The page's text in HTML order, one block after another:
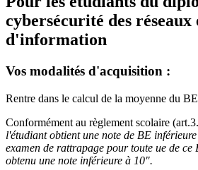
cybersécurité des réseaux
d'information
Vos modalités d'acquisition :
Rentre dans le calcul de la moyenne du
Conformément au règlement scolaire
l'étudiant obtient une note de BE
examen de rattrapage pour toute ue de
obtenu une note inférieure à 10".